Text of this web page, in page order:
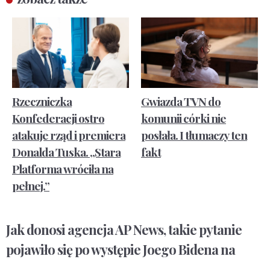
Rzeczniczka
Konfederacji ostro
atakuje rząd i premiera
Donalda Tuska. „Stara
Platforma wróciła na
pełnej.”
Gwiazda TVN do
komunii córki nie
posłała. I tłumaczy ten
fakt
Jak donosi agencja AP News, takie pytanie
pojawiło się po występie Joego Bidena na